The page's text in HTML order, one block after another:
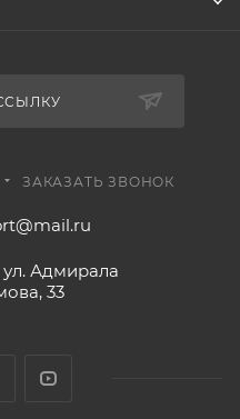
ЗАКАЗАТЬ ЗВОНОК
ул. Адмирала
33